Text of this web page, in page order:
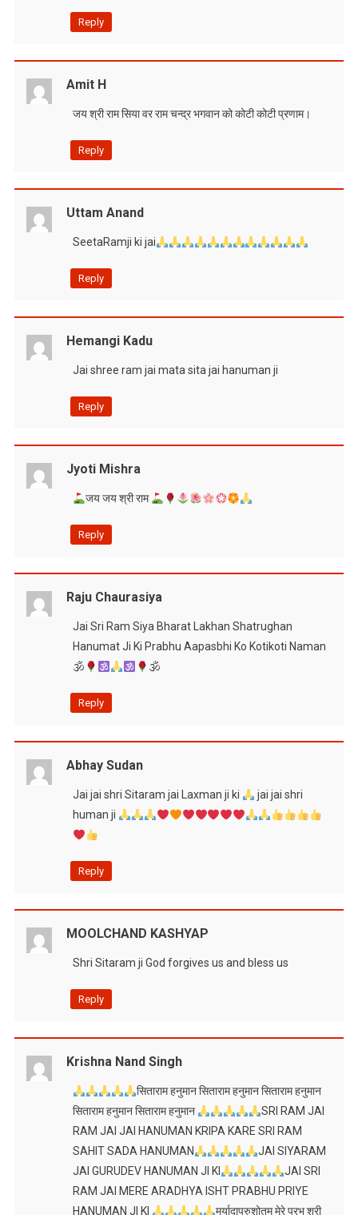
Reply
Amit H
जय श्री राम सिया वर राम चन्द्र भगवान को कोटी कोटी प्रणाम।
Reply
Uttam Anand
SeetaRamji ki jai
Reply
Hemangi Kadu
Jai shree ram jai mata sita jai hanuman ji
Reply
Jyoti Mishra
जय जय श्री राम
Reply
Raju Chaurasiya
Jai Sri Ram Siya Bharat Lakhan Shatrughan
Hanumat Ji Ki Prabhu Aapasbhi Ko Kotikoti Naman
🕉
🕉
Reply
Abhay Sudan
Jai jai shri Sitaram jai Laxman ji ki
jai jai shri
human ji
Reply
MOOLCHAND KASHYAP
Shri Sitaram ji God forgives us and bless us
Reply
Krishna Nand Singh
सिताराम हनुमान सिताराम हनुमान सिताराम हनुमान
सिताराम हनुमान सिताराम हनुमान
SRI RAM JAI
RAM JAI JAI HANUMAN KRIPA KARE SRI RAM
SAHIT SADA HANUMAN
JAI SIYARAM
JAI GURUDEV HANUMAN JI KI
JAI SRI
RAM JAI MERE ARADHYA ISHT PRABHU PRIYE
HANUMAN JI KI
मर्यादापुरुशोतम मेरे प्रभु श्री